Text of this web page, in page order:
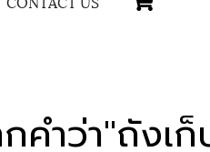
คำว่า"ถังเ